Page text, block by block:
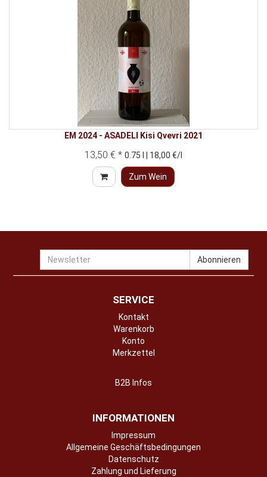
EM 2024 - ASADELI Kisi Qvevri 2021
13,50 € * 0.75 l | 18,00 €/l
Zum Wein
Newsletter Abonnieren
SERVICE
Kontakt
Warenkorb
Konto
Merkzettel
B2B Infos
INFORMATIONEN
Impressum
Allgemeine Geschäftsbedingungen
Datenschutz
Zahlung und Lieferung